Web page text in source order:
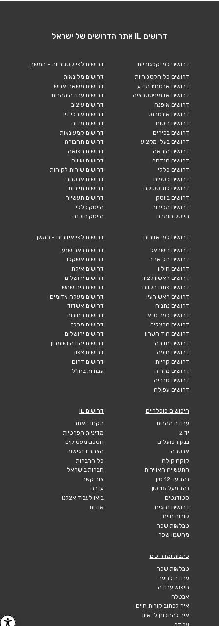
דרושים IL אתר הדרושים של ישראל
דרושים לפי קטגוריות
דרושים כל הקטגוריות
דרושים אבטחת מידע
דרושים אדמיניסטרציה
דרושים אופנה
דרושים אינטרנט
דרושים ביטוח
דרושים בכירים
דרושים בעלי מקצוע
דרושים הוראה
דרושים הנדסה
דרושים כללי
דרושים כספים
דרושים לוגיסטיקה
דרושים ביוטק
דרושים מכירות
הייטק חומרה
דרושים לפי קטגוריות - המשך
דרושים מלונאות
דרושים משאבי אנוש
דרושים עבודה מהבית
דרושים עיצוב
דרושים עורכי דין
דרושים מדיה
דרושים קמעונאות
דרושים תחבורה
דרושים רפואה
דרושים שיווק
דרושים שירות לקוחות
דרושים אבטחה
דרושים תיירות
דרושים תעשייה
הייטק כללי
הייטק תוכנה
דרושים לפי אזורים
דרושים בישראל
דרושים תל אביב
דרושים חולון
דרושים ראשון לציון
דרושים פתח תקווה
דרושים ראש העין
דרושים נתניה
דרושים כפר סבא
דרושים הרצליה
דרושים הוד השרון
דרושים חדרה
דרושים חיפה
דרושים קריות
דרושים נהריה
דרושים טבריה
דרושים עפולה
דרושים לפי איזורים - המשך
דרושים באר שבע
דרושים אשקלון
דרושים אילת
דרושים ירושלים
דרושים בית שמש
דרושים מעלה אדומים
דרושים אשדוד
דרושים רחובות
דרושים מרכז
דרושים ירושלים
דרושים יהודה ושומרון
דרושים צפון
דרושים דרום
עבודות בחו"ל
חיפושים פופלריים
עבודה מהבית
יד 2
בנק הפועלים
אבטחה
קוקה קולה
התעשייה האווירית
נהג עד 12 טון
נהג מעל 15 טון
סטודנטים
דרושים נהגים
קורות חיים
טבלאות שכר
מחשבון שכר
דרושים IL
תקנון האתר
מדיניות הפרטיות
הסכם מעסיקים
הצהרת נגישות
כל החברות
חברות בישראל
צור קשר
עזרה
בואו לעבוד אצלנו
אודות
כתבות ומדריכים
טבלאות שכר
עבודה לנוער
חיפוש עבודה
אבטלה
איך לכתוב קורות חיים
איך להתכונן לראיון
עבודה